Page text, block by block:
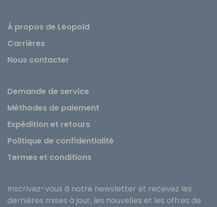
À propos de Léopold
Carrières
Nous contacter
Demande de service
Méthodes de paiement
Expédition et retours
Politique de confidentialité
Termes et conditions
Inscrivez-vous à notre newsletter et recevez les
dernières mises à jour, les nouvelles et les offres de